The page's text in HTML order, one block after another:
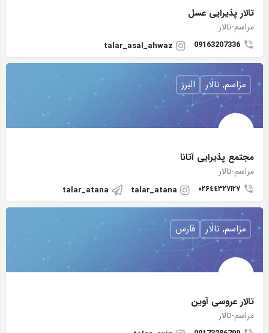
تالار پذیرایی عسل
مراسم-تالار
09163207336
talar_asal_ahwaz
مجتمع پذیرایی آتانا
مراسم-تالار
۰۲۶٤٤٣٢٧١٢٧ talar_atana
talar_atana
مراسم, تالار البرز
تالار عروسی آوین
مراسم-تالار
مراسم, تالار فارس